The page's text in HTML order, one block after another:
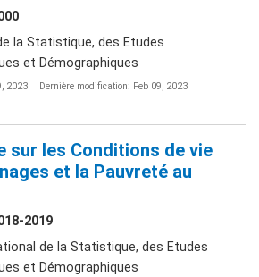
la Statistique, des Etudes
et Démographiques
2023
Dernière modification: Feb 09, 2023
sur les Conditions de vie
et la Pauvreté au
2019
de la Statistique, des Etudes
et Démographiques